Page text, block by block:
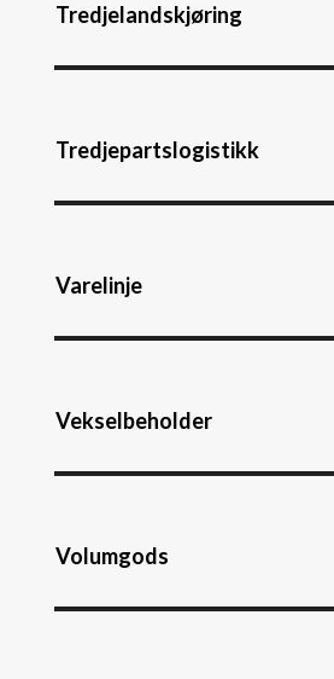
Tredjelandskjøring
Tredjepartslogistikk
Varelinje
Vekselbeholder
Volumgods